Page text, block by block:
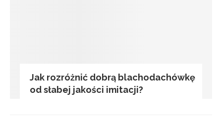
Jak rozróżnić dobrą blachodachówkę
od słabej jakości imitacji?